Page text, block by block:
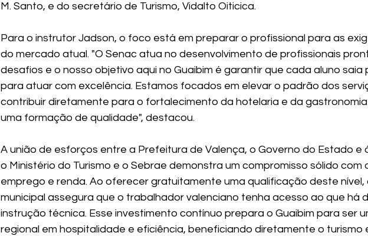
M. Santo, e do secretário de Turismo, Vidalto Oiticica.
Para o instrutor Jadson, o foco está em preparar o profissional para as
do mercado atual. "O Senac atua no desenvolvimento de profissionais
desafios e o nosso objetivo aqui no Guaibim é garantir que cada aluno
para atuar com excelência. Estamos focados em elevar o padrão dos
contribuir diretamente para o fortalecimento da hotelaria e da
uma formação de qualidade", destacou.
A união de esforços entre a Prefeitura de Valença, o Governo do Estado
o Ministério do Turismo e o Sebrae demonstra um compromisso sólido
emprego e renda. Ao oferecer gratuitamente uma qualificação deste
municipal assegura que o trabalhador valenciano tenha acesso ao que há
instrução técnica. Esse investimento contínuo prepara o Guaibim para ser
regional em hospitalidade e eficiência, beneficiando diretamente o turismo